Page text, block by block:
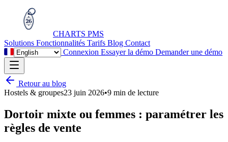
CHARTS PMS
Solutions Fonctionnalités Tarifs Blog Contact
ConnexionEssayer la démoDemander une démo
Retour au blog
Hostels & groupes23 juin 2026•9 min de lecture
Dortoir mixte ou femmes : paramétrer les
règles de vente